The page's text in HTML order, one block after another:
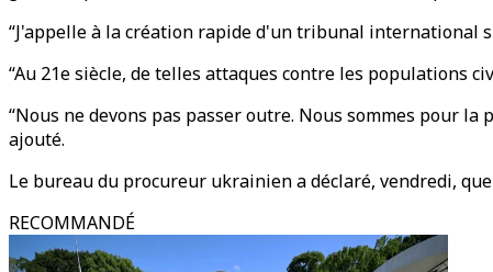
“J'appelle à la création rapide d'un tribunal international
“Au 21e siècle, de telles attaques contre les populations
“Nous ne devons pas passer outre. Nous sommes pour
ajouté.
Le bureau du procureur ukrainien a déclaré, vendredi,
RECOMMANDÉ